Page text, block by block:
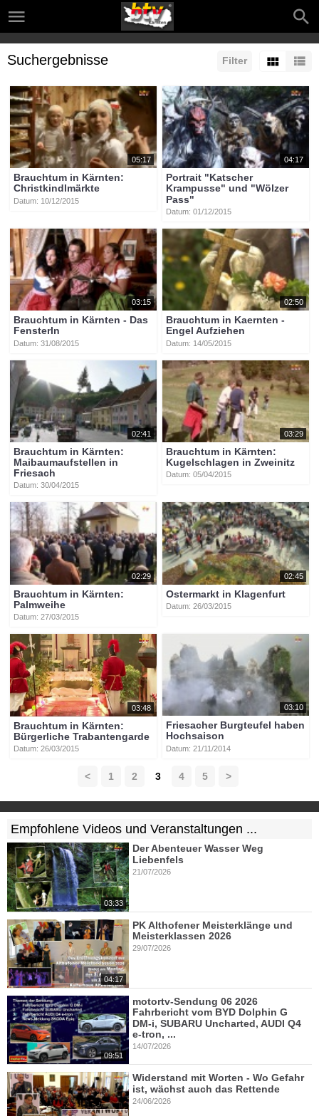
Filter
Suchergebnisse
05:17
Brauchtum in Kärnten:
Christkindlmärkte
Datum: 10/12/2015
04:17
Portrait "Katscher
Krampusse" und "Wölzer
Pass"
Datum: 01/12/2015
03:15
Brauchtum in Kärnten - Das
Fensterln
Datum: 31/08/2015
02:50
Brauchtum in Kaernten -
Engel Aufziehen
Datum: 14/05/2015
02:41
Brauchtum in Kärnten:
Maibaumaufstellen in
Friesach
Datum: 30/04/2015
03:29
Brauchtum in Kärnten:
Kugelschlagen in Zweinitz
Datum: 05/04/2015
02:29
Brauchtum in Kärnten:
Palmweihe
Datum: 27/03/2015
02:45
Ostermarkt in Klagenfurt
Datum: 26/03/2015
03:48
Brauchtum in Kärnten:
Bürgerliche Trabantengarde
Datum: 26/03/2015
03:10
Friesacher Burgteufel haben
Hochsaison
Datum: 21/11/2014
< 1 2 3 4 5 >
Empfohlene Videos und Veranstaltungen ...
03:33
Der Abenteuer Wasser Weg
Liebenfels
21/07/2026
04:17
PK Althofener Meisterklänge und
Meisterklassen 2026
29/07/2026
09:51
motortv-Sendung 06 2026
Fahrbericht vom BYD Dolphin G
DM-i, SUBARU Uncharted, AUDI Q4
e-tron, ...
14/07/2026
Widerstand mit Worten - Wo Gefahr
ist, wächst auch das Rettende
24/06/2026